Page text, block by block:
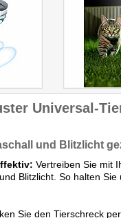
Universal-
und Blitzlicht
Vertreiben Sie mit
Blitzlicht. So halten
Sie den Tierschreck